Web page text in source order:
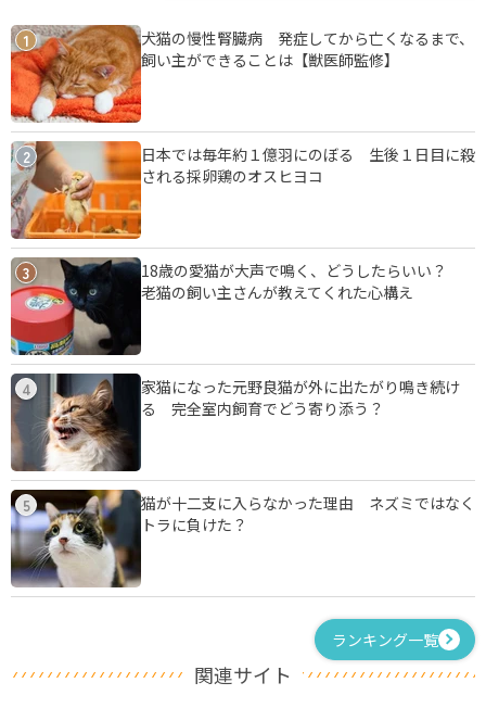
1
犬猫の慢性腎臓病 発症してから亡くなるまで、
飼い主ができることは【獣医師監修】
2
日本では毎年約１億羽にのぼる 生後１日目に殺
される採卵鶏のオスヒヨコ
3
18歳の愛猫が大声で鳴く、どうしたらいい？
老猫の飼い主さんが教えてくれた心構え
4
家猫になった元野良猫が外に出たがり鳴き続け
る 完全室内飼育でどう寄り添う？
5
猫が十二支に入らなかった理由 ネズミではなく
トラに負けた？
ランキング一覧
関連サイト